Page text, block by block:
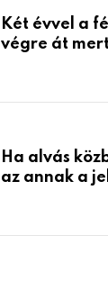
Két évvel a
végre át
életemet
Ha alvás
az annak a